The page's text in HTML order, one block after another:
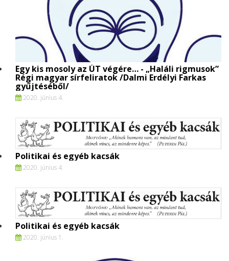
Egy kis mosoly az ÚT végére… - „Haláli rigmusok”
Régi magyar sírfeliratok /Dalmi Erdélyi Farkas
gyűjtéséből/
2020. június 4.
Politikai és egyéb kacsák
2020. június 4.
Politikai és egyéb kacsák
2020. június 1.